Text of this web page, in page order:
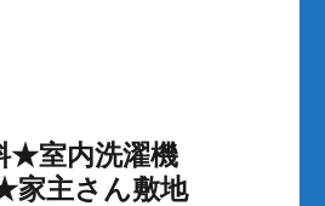
★室内洗濯機
家主さん敷地